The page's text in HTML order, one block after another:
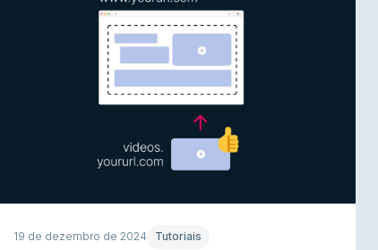
19 de dezembro de 2024 Tutoriais